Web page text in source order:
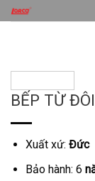
Skip
to
BẾP TỪ
Xuất xứ: Đức
Bảo hành: 6